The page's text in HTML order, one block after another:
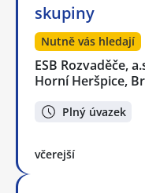
skupiny
Nutně vás hledají
ESB Rozvaděče,
Horní Heršpice,
Plný úvazek
včerejší